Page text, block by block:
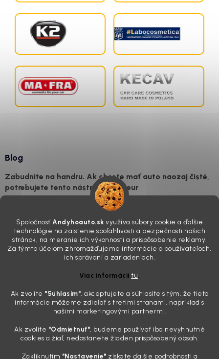
Spoločnosť Andyhoauto.sk využíva súbory cookie a ďalšie
technológie na zaistenie spoľahlivosti a bezpečnosti našich
stránok, na meranie ich výkonnosti a prispôsobenie reklamy.
Za týmto účelom zhromažďujeme informácie o používateľoch,
ich správaní a zariadeniach.
Viac informáciítu.
Ak zvolíte "Súhlasím", akceptujete a súhlasíte s tým, že tieto
informácie môžeme zdieľať s tretími stranami, napríklad s
našimi marketingovými partnermi.
Ak zvolíte "Odmietnuť", budeme používať iba nevyhnutné
cookies a žiaľ, nedostanete žiaden prispôsobený obsah.
Zakliknutím "Nastavenie" získate ďalšie podrobnosti a
Blog
Zabudnite na handru. Ak chcete mať auto naozaj čisté,
potrebujete tento nástroj za pár eur
„upratanom“ aute, no pri pohľade na palubnú dosku vás ide poraziť. V
mriežkach ventilácie, okolo tlačidiel a v švíkoch sedačiek na vás stále
drzo pozerá prach. Handra ani vysávač tam jednodu...
Detailing nemusí stáť výplatu: 5 kúskov autokozmetiky,
Sobotné ráno, káva v ruke a pred vami zaprášená kapota. Pre
niekoho nuda, pre nás najlepší relax. Lenže keď si v košíku spočítate
všetky tie fľaštičky, šampóny a utierky, výsledná suma vie poriadne
pokaziť náladu. Dobrá správa je, že aj profi výbava ...
Zabudnite na šmuhy: 7 overených vychytávok, ktoré z